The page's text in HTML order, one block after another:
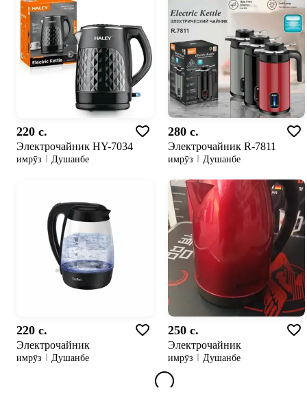
220 c.
Электрочайник HY-7034
имрӯз Душанбе
280 c.
Электрочайник R-7811
имрӯз Душанбе
220 c.
Электрочайник
имрӯз Душанбе
250 c.
Электрочайник
имрӯз Душанбе